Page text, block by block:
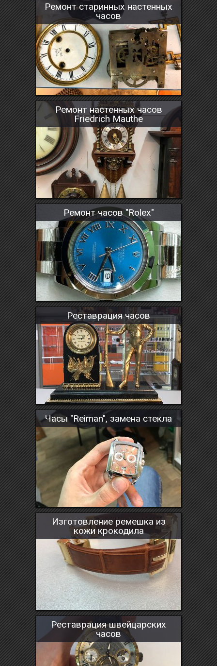
Ремонт старинных настенных
часов
Ремонт настенных часов
Friedrich Mauthe
Ремонт часов "Rolex"
Реставрация часов
Часы "Reiman", замена стекла
Изготовление ремешка из
кожи крокодила
Реставрация швейцарских
часов